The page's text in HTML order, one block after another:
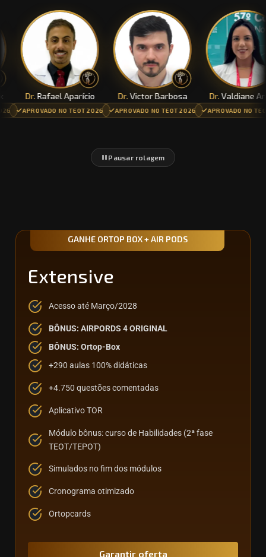
Rafael Aparício
APROVADO NO TEOT 2026
Victor Barbosa
APROVADO NO TEOT 2026
Valdiane Araújo
APROVADO NO TEOT
Pausar rolagem
Extensive
Acesso até Março/2028
BÔNUS: AIRPORDS 4 ORIGINAL
BÔNUS: Ortop-Box
+290 aulas 100% didáticas
+4.750 questões comentadas
Aplicativo TOR
Módulo bônus: curso de Habilidades (2ª fase
TEOT/TEPOT)
Simulados no fim dos módulos
Cronograma otimizado
Ortopcards
Garantir oferta
GANHE ORTOP BOX + AIR PODS